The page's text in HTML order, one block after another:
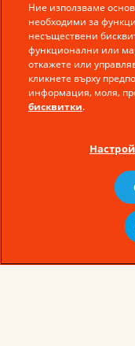
© Ferrero 2026 − All
Политика за
Ние използваме
необходими за
несъществени
функционални или
откажете или
кликнете върху
информация, моля,
бисквитки.